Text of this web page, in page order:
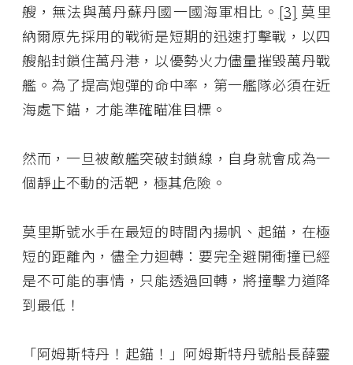
艘，無法與萬丹蘇丹國一國海軍相比。 [3] 莫里
納爾原先採用的戰術是短期的迅速打擊戰，以四
艘船封鎖住萬丹港，以優勢火力儘量摧毀萬丹戰
艦。為了提高炮彈的命中率，第一艦隊必須在近
海處下錨，才能準確瞄准目標。
然而，一旦被敵艦突破封鎖線，自身就會成為一
個靜止不動的活靶，極其危險。
莫里斯號水手在最短的時間內揚帆、起錨，在極
短的距離內，儘全力迴轉：要完全避開衝撞已經
是不可能的事情，只能透過回轉，將撞擊力道降
到最低！
「阿姆斯特丹！起錨！」阿姆斯特丹號船長薛靈